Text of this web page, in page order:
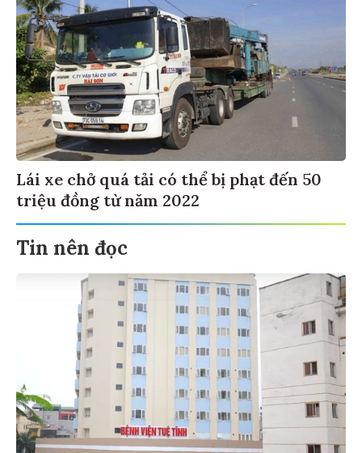
Lái xe chở quá tải có thể bị phạt đến 50
triệu đồng từ năm 2022
Tin nên đọc